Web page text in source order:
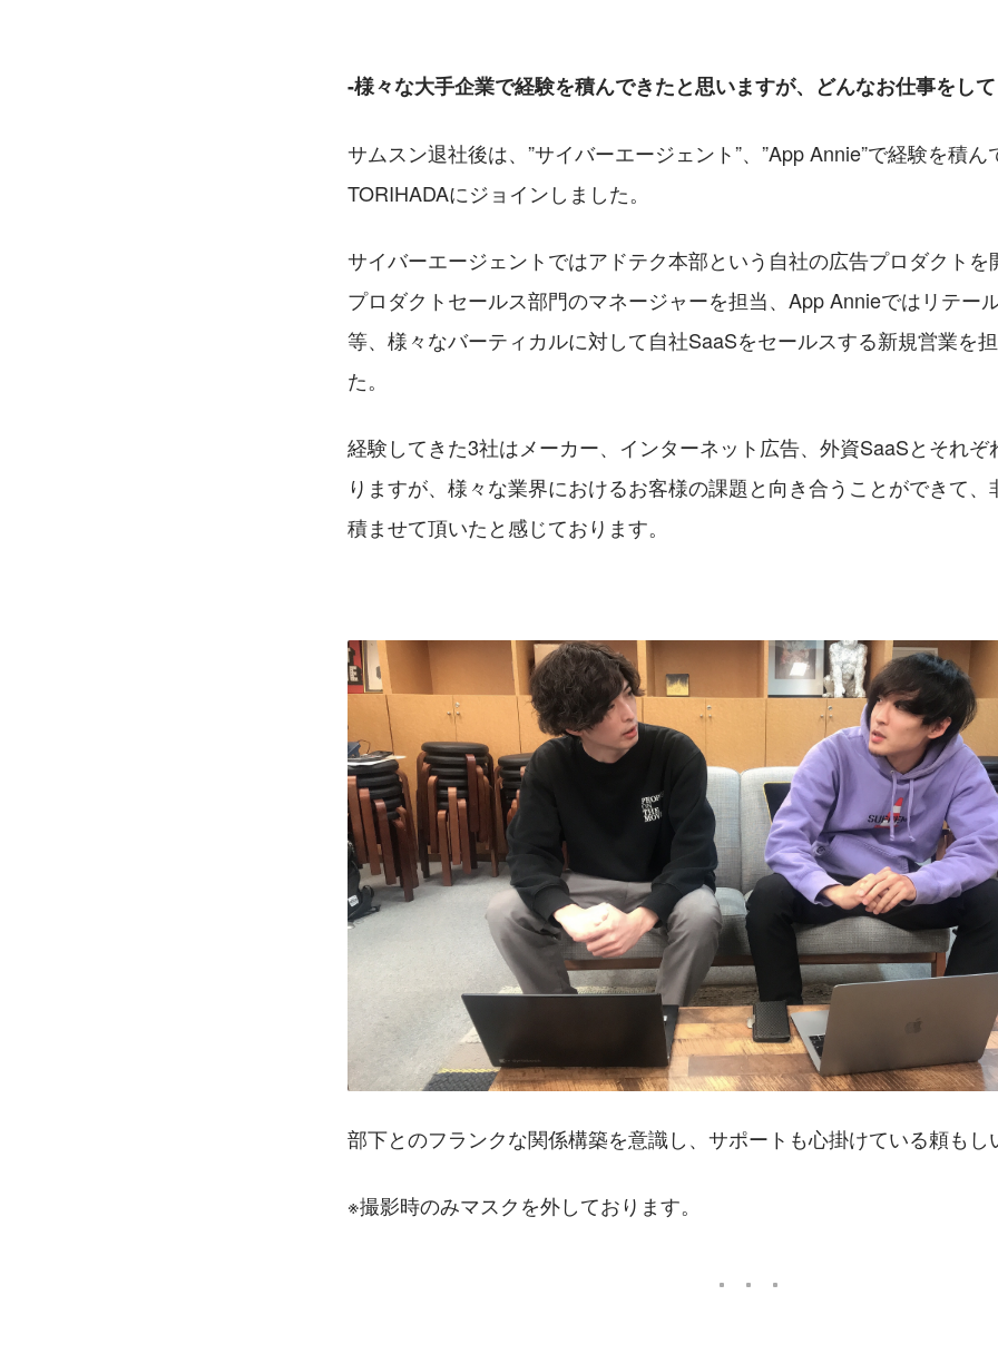
-様々な大手企業で経験を積んできたと思いますが、どんなお仕事をし
サムスン退社後は、”サイバーエージェント”、”App Annie”で経験を積
TORIHADAにジョインしました。
サイバーエージェントではアドテク本部という自社の広告プロダクトを
プロダクトセールス部門のマネージャーを担当、App Annieではリテー
等、様々なバーティカルに対して自社SaaSをセールスする新規営業を
た。
経験してきた3社はメーカー、インターネット広告、外資SaaSとそれぞ
りますが、様々な業界におけるお客様の課題と向き合うことができて
積ませて頂いたと感じております。
部下とのフランクな関係構築を意識し、サポートも心掛けている頼もし
※撮影時のみマスクを外しております。